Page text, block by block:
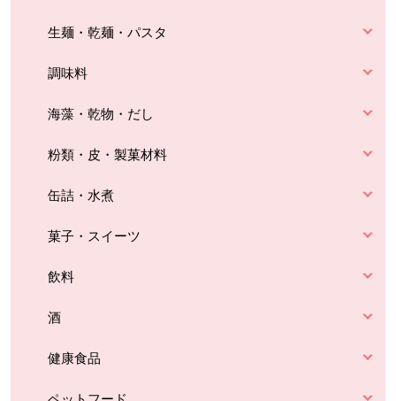
生麺・乾麺・パスタ
調味料
海藻・乾物・だし
粉類・皮・製菓材料
缶詰・水煮
菓子・スイーツ
飲料
酒
健康食品